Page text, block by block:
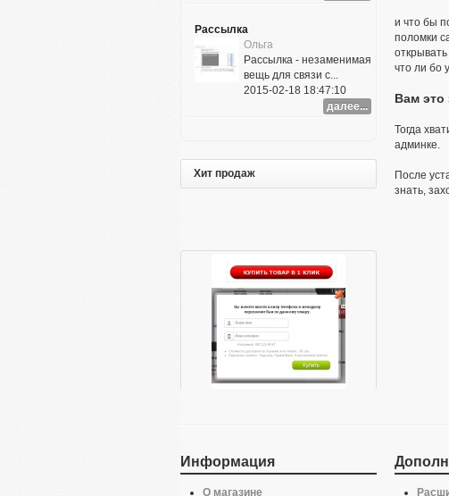
Рассылка
Ольга
Рассылка - незаменимая
вещь для связи с...
2015-02-18 18:47:10
далее...
Хит продаж
Заказ в 1 клик
$ 10
и что бы
поломки
что ли бо
Вам это
Тогда
админке.
После
знать,